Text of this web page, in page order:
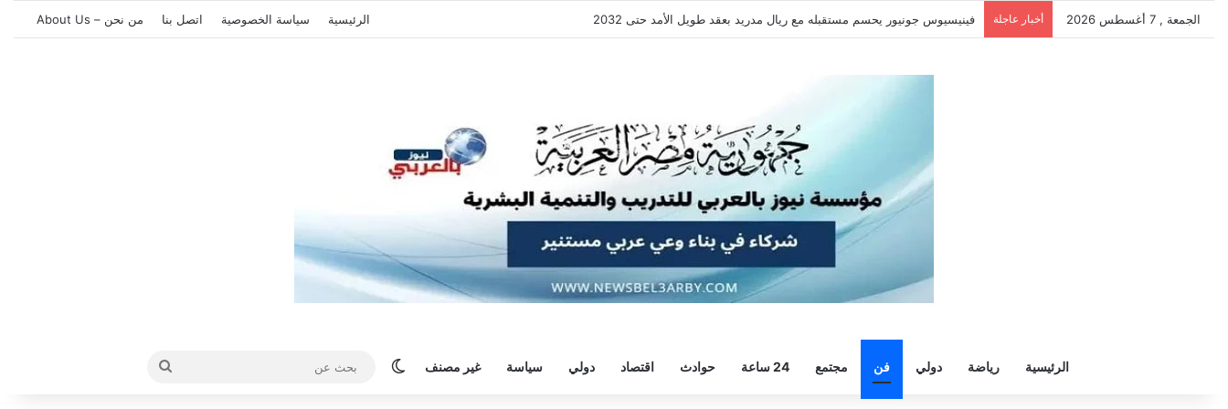
الجمعة , 7 أغسطس 2026 أخبار عاجلة سيلتيك يكثف مفاوضاته لحسم صفقة هيثم حسن.. واللاعب يُرحب الرئيسية سياسة الخصوصية اتصل بنا من نحن – About Us
الرئيسية رياضة دولي فن مجتمع 24 ساعة حوادث اقتصاد دولي سياسة غير مصنف الوضع المظلم
بحث